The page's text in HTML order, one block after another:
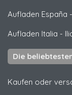
Aufladen España -
Aufladen Italia -
Die
Kaufen oder